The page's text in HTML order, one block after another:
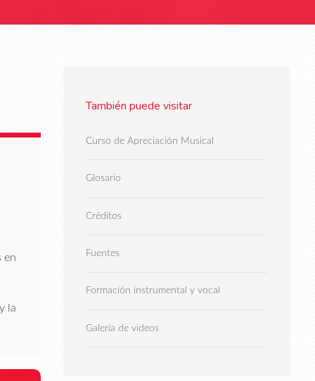
en
la
También puede visitar
Curso de Apreciación Musical
Glosario
Créditos
Fuentes
Formación instrumental y vocal
Galería de videos